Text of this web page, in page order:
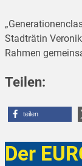
Stadträtin
Rahmen
Teilen:
teilen
Der